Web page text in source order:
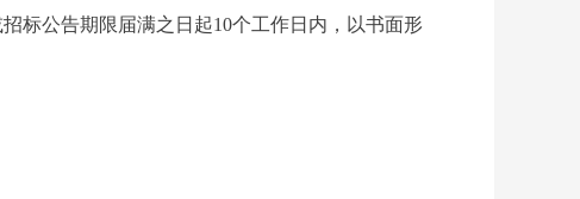
标公告期限届满之日起10个工作日 内，以书面形